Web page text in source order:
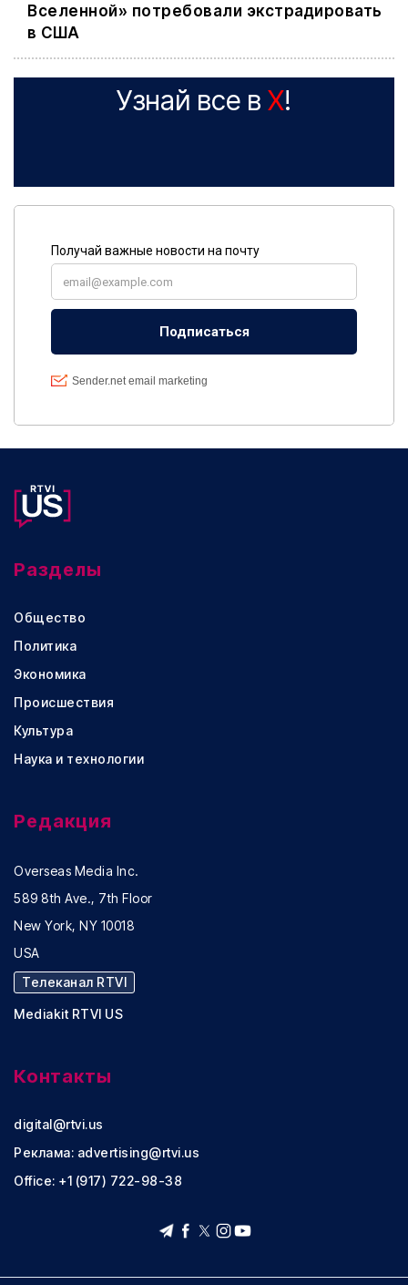
Вселенной» потребовали экстрадировать
в США
Узнай все в X!
Разделы
Общество
Политика
Экономика
Происшествия
Культура
Наука и технологии
Редакция
Overseas Media Inc.
589 8th Ave., 7th Floor
New York, NY 10018
USA
Телеканал RTVI
Mediakit RTVI US
Контакты
digital@rtvi.us
Реклама: advertising@rtvi.us
Office: +1 (917) 722-98-38